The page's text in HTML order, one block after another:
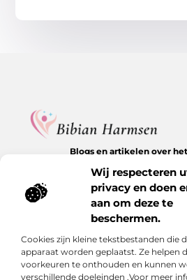
Wij respecteren
privacy en doen
aan om deze te
beschermen.
Cookies zijn kleine tekstbestanden die
apparaat worden geplaatst. Ze helpen
voorkeuren te onthouden en kunnen
verschillende doeleinden .Voor meer
Blogs en artikelen over
waardevolle inzichten op
Bericht categorie
Onze informatie